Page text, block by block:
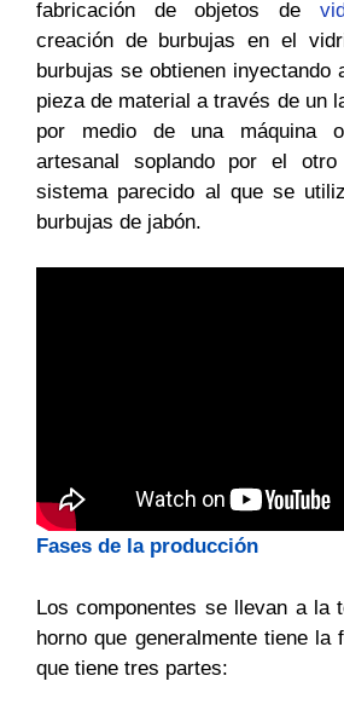
fabricación de objetos de
creación de burbujas en el
burbujas se obtienen inyectando
pieza de material a través de un
por medio de una máquina
artesanal soplando por el
sistema parecido al que se
burbujas de jabón.
Fases de la producción
Los componentes se llevan a la
horno que generalmente tiene la
que tiene tres partes: